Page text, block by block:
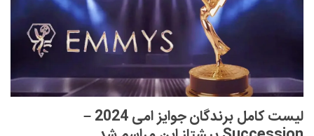
لیست کامل برندگان جوایز امی 2024 –